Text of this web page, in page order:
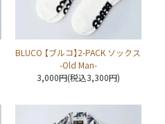
BLUCO 【ブルコ】2-PACK ソックス
-Old Man-
3,000円(税込3,300円)